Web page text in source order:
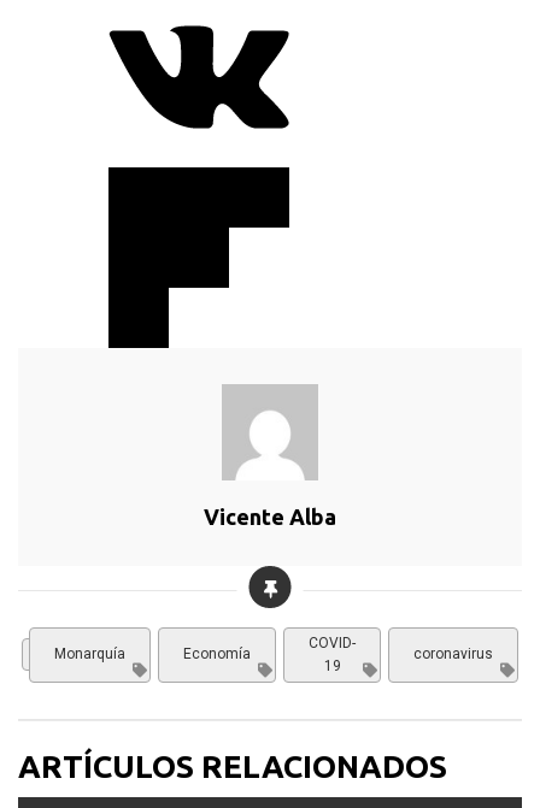
Vicente Alba
Actualidad coronavirus
COVID-
19
Economía
Monarquía
ARTÍCULOS RELACIONADOS